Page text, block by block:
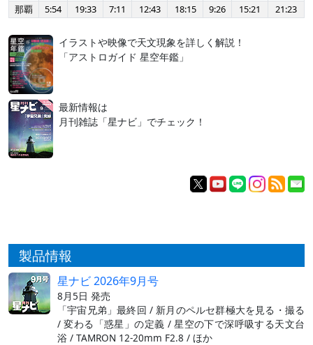
那覇
5:54 19:33 7:11 12:43 18:15 9:26 15:21 21:23
イラストや映像で天文現象を詳しく解説！
「アストロガイド 星空年鑑」
最新情報は
月刊雑誌「星ナビ」でチェック！
製品情報
星ナビ 2026年9月号
8月5日 発売
「宇宙兄弟」最終回 / 新月のペルセ群極大を見る・撮る
/ 変わる「惑星」の定義 / 星空の下で深呼吸する天文台
浴 / TAMRON 12-20mm F2.8 / ほか